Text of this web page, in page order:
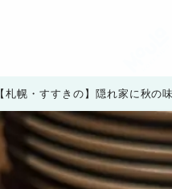
【札幌・すすきの】隠れ家に秋